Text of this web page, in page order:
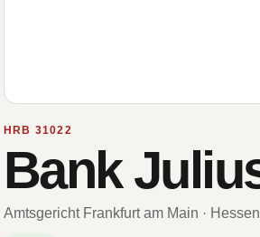
HRB 31022
Bank
Amtsgericht Frankfurt am Main · Hessen